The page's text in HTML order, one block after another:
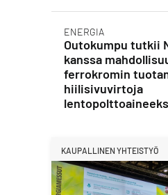
ENERGIA
Outokumpu tutkii
kanssa
ferrokromin
hiilisivuvirtoja
KAUPALLINEN YHTEISTYÖ